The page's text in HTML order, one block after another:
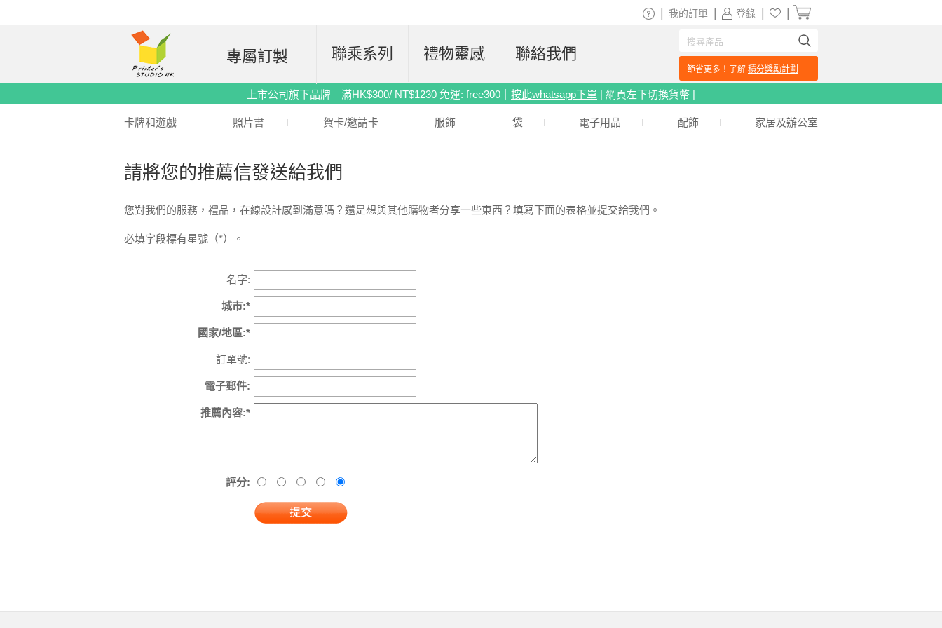
請將您的推薦信發送給我們
您對我們的服務，禮品，在線設計感到滿意嗎？還是想與其他購物者分享一些東西？填寫下面的表格並提交給我們。
必填字段標有星號（*）。
名字:
城市:*
國家/地區:*
訂單號:
電子郵件:
推薦內容:*
評分:
登錄
我的訂單
專屬訂製 聯乘系列 禮物靈感 聯絡我們
節省更多！了解 積分獎勵計劃
上市公司旗下品牌｜滿HK$300/ NT$1230 免運: free300｜ 按此whatsapp下單 | 網頁左下切換貨幣 |
卡牌和遊戲 照片書 賀卡/邀請卡 服飾 袋 電子用品 配飾 家居及辦公室